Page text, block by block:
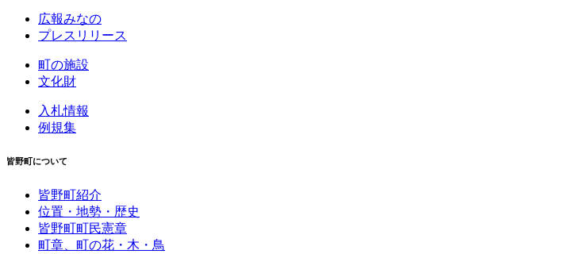
広報みなの
プレスリリース
町の施設
文化財
入札情報
例規集
皆野町について
皆野町紹介
位置・地勢・歴史
皆野町町民憲章
町章、町の花・木・鳥